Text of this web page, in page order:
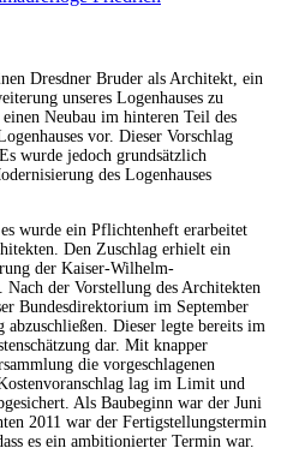
Dresdner Bruder als Architekt, ein
unseres Logenhauses zu
Neubau im hinteren Teil des
vor. Dieser Vorschlag
wurde jedoch grundsätzlich
des Logenhauses
wurde ein Pflichtenheft erarbeitet
Den Zuschlag erhielt ein
der Kaiser-Wilhelm-
der Vorstellung des Architekten
Bundesdirektorium im September
Dieser legte bereits im
dar. Mit knapper
die vorgeschlagenen
lag im Limit und
Als Baubeginn war der Juni
2011 war der Fertigstellungstermin
es ein ambitionierter Termin war.